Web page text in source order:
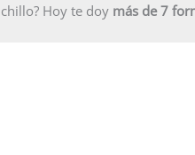
Hoy te doy más de 7